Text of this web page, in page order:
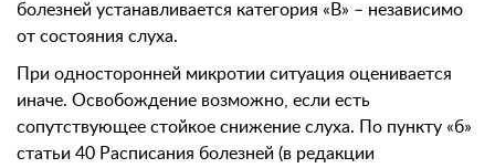
болезней устанавливается категория «В» – независимо
от состояния слуха.
При односторонней микротии ситуация оценивается
иначе. Освобождение возможно, если есть
сопутствующее стойкое снижение слуха. По пункту «б»
статьи 40 Расписания болезней (в редакции